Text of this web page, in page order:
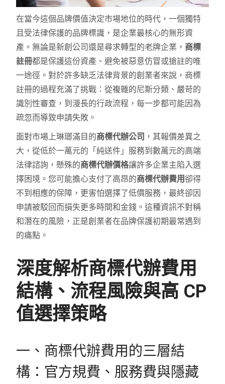
在當今這個品牌價值決定市場地位的時代，一個獨特
且受法律保護的品牌標識，是企業最核心的無形資
產。無論是新創公司還是尋求轉型的老牌企業， 商標
註冊都是保護這份資產、避免被惡意仿冒或搶註的唯
一途徑。對於許多缺乏法律背景的創業者來說，商標
註冊的過程充滿了挑戰：從複雜的尼斯分類、嚴苛的
識別性審查，到漫長的行政流程，每一步都可能因為
疏忽而導致申請失敗。
面對市場上琳瑯滿目的商標代辦公司 ，其報價差異之
大，從低於一萬元的「純送件」服務到數萬元的高端
法律諮詢，懸殊的商標代辦價格讓許多企業主陷入選
擇困境。您可能擔心支付了高昂的商標代辦費用卻得
不到相應的保障，更害怕選擇了低價服務，最終卻因
申請被駁回而損失更多時間和金錢。這種資訊不對稱
和潛在的風險，正是創業者在品牌保護初期最常遇到
的痛點。
深度解析商標代辦費用
結構、流程風險與高 CP
值選擇策略
一、商標代辦費用的三層結
構：官方規費、服務費與隱藏